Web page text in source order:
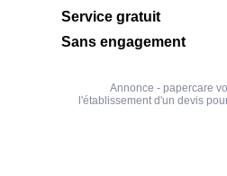
Service gratuit
Sans engagement
Annonce - papercare
l'établissement d'un devis